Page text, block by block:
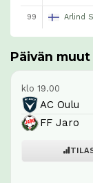
99 Arlind
Päivän
klo 19.00
AC Oulu
FF Jaro